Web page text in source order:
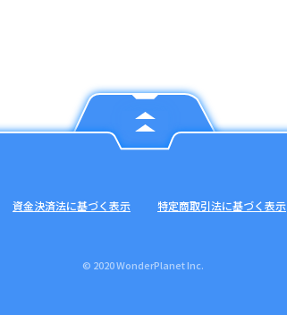
資金決済法に基づく表示 特定商取引法に基づく表示
© 2020 WonderPlanet Inc.